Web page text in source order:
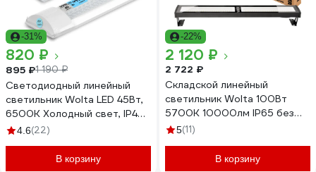
-31%
820 ₽
895 ₽1 190 ₽
Светодиодный линейный
светильник Wolta LED 45Вт,
6500К Холодный свет, IP40
WLFW45W04
4.6(22)
В корзину
-22%
2 120 ₽
2 722 ₽
Складской линейный
светильник Wolta 100Вт
5700K 10000лм IP65 без
пульсации UFOS-100W/03
5(11)
В корзину